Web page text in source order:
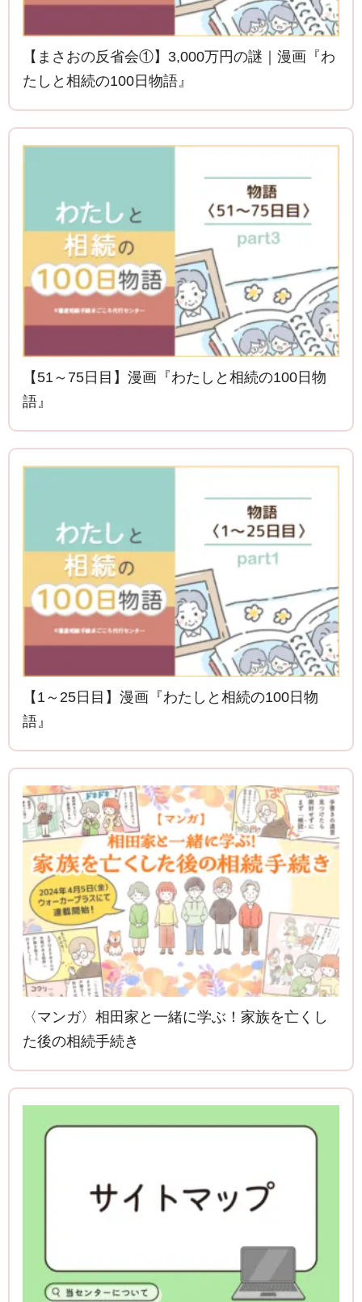
【まさおの反省会①】3,000万円の謎｜漫画『わ
たしと相続の100日物語』
【51～75日目】漫画『わたしと相続の100日物
語』
【1～25日目】漫画『わたしと相続の100日物
語』
〈マンガ〉相田家と一緒に学ぶ！家族を亡くし
た後の相続手続き